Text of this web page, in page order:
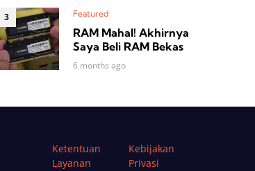
Featured
RAM Mahal! Akhirnya
Saya Beli RAM Bekas
6 months ago
Ketentuan
Layanan
Kebijakan
Privasi